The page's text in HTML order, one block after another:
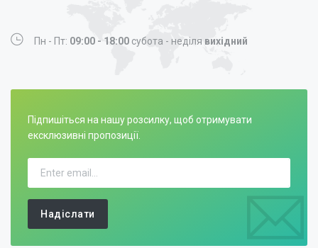
Пн - Пт: 09:00 - 18:00 субота - неділя вихідний
Підпишіться на нашу розсилку, щоб отримувати
ексклюзивні пропозиції.
Надіслати